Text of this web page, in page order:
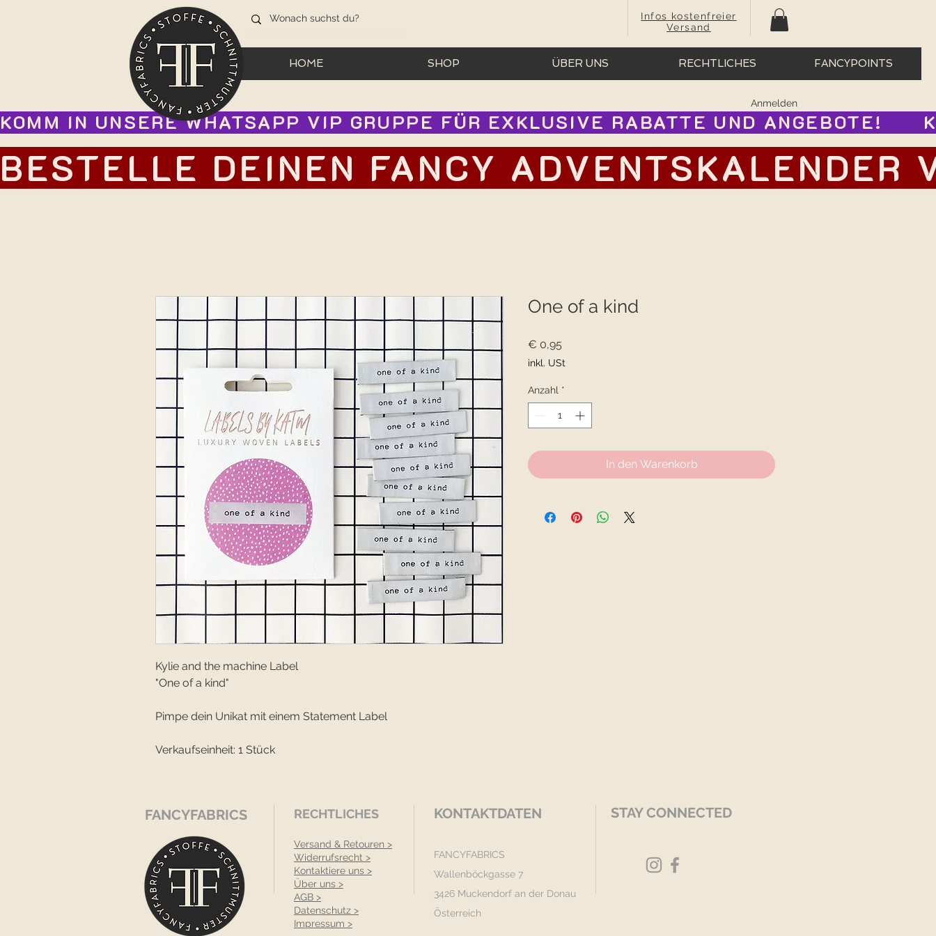
Infos kostenfreier
Versand
HOME SHOP ÜBER UNS RECHTLICHES FANCYPOINTS
Anmelden
KOMM IN UNSERE WHATSAPP VIP GRUPPE FÜR EXKLUSIVE RABATTE UND ANGEBOTE!
BESTELLE DEINEN FANCY
Kylie and the machine Label
"One of a kind"
Pimpe dein Unikat mit einem Statement Label
Verkaufseinheit: 1 Stück
One of a kind
€ 0,95
inkl. USt
Anzahl *
In den Warenkorb
FANCYFABRICS RECHTLICHES
Versand & Retouren >
Widerrufsrecht >
Kontaktiere uns >
Über uns >
AGB >
Datenschutz >
Impressum >
KONTAKTDATEN
FANCYFABRICS
Wallenböckgasse 7
3426 Muckendorf an der Donau
Österreich
STAY CONNECTED